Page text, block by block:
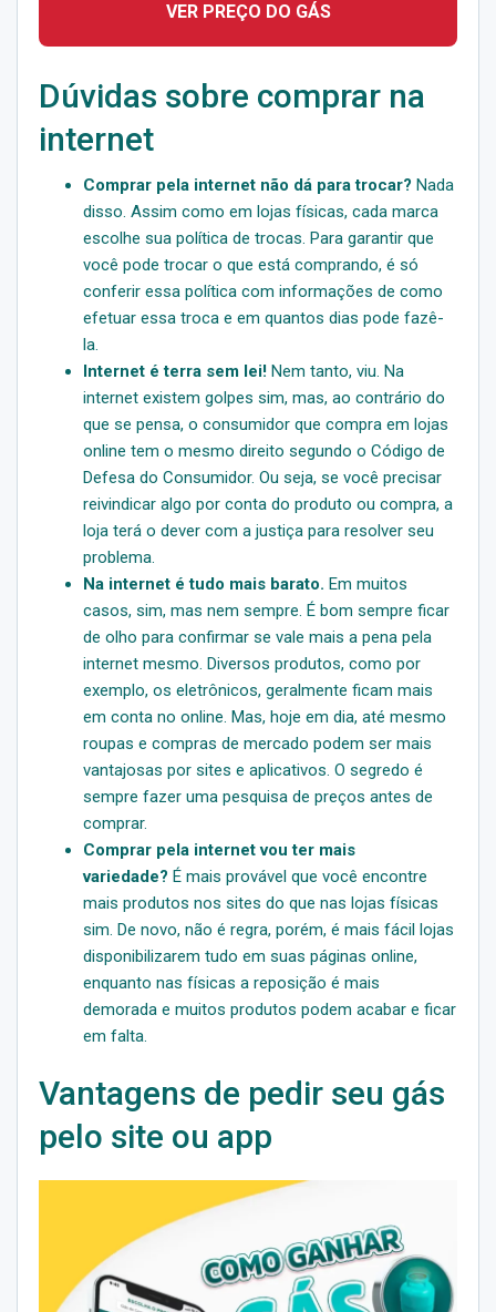
VER PREÇO DO GÁS
Dúvidas sobre comprar na
internet
Comprar pela internet não dá para trocar? Nada
disso. Assim como em lojas físicas, cada marca
escolhe sua política de trocas. Para garantir que
você pode trocar o que está comprando, é só
conferir essa política com informações de como
efetuar essa troca e em quantos dias pode fazê-
la.
Internet é terra sem lei! Nem tanto, viu. Na
internet existem golpes sim, mas, ao contrário do
que se pensa, o consumidor que compra em lojas
online tem o mesmo direito segundo o Código de
Defesa do Consumidor. Ou seja, se você precisar
reivindicar algo por conta do produto ou compra, a
loja terá o dever com a justiça para resolver seu
problema.
Na internet é tudo mais barato. Em muitos
casos, sim, mas nem sempre. É bom sempre ficar
de olho para confirmar se vale mais a pena pela
internet mesmo. Diversos produtos, como por
exemplo, os eletrônicos, geralmente ficam mais
em conta no online. Mas, hoje em dia, até mesmo
roupas e compras de mercado podem ser mais
vantajosas por sites e aplicativos. O segredo é
sempre fazer uma pesquisa de preços antes de
comprar.
Comprar pela internet vou ter mais
variedade? É mais provável que você encontre
mais produtos nos sites do que nas lojas físicas
sim. De novo, não é regra, porém, é mais fácil lojas
disponibilizarem tudo em suas páginas online,
enquanto nas físicas a reposição é mais
demorada e muitos produtos podem acabar e ficar
em falta.
Vantagens de pedir seu gás
pelo site ou app